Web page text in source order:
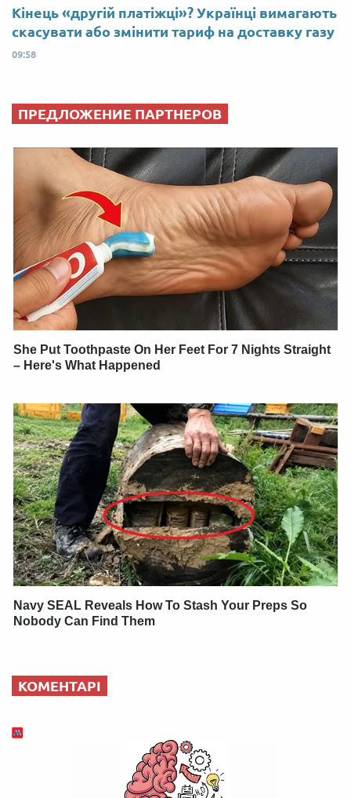
Кінець «другій платіжці»? Українці вимагають
скасувати або змінити тариф на доставку газу
09:58
ПРЕДЛОЖЕНИЕ ПАРТНЕРОВ
She Put Toothpaste On Her Feet For 7 Nights Straight
– Here's What Happened
Navy SEAL Reveals How To Stash Your Preps So
Nobody Can Find Them
КОМЕНТАРІ